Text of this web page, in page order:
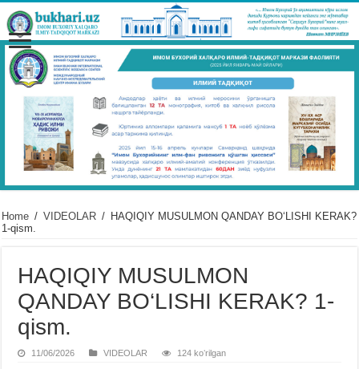
Home / VIDЕOLAR / HAQIQIY MUSULMON QANDAY BO‘LISHI KERAK?
1-qism.
HAQIQIY MUSULMON
QANDAY BO‘LISHI KERAK? 1-
qism.
11/06/2026 VIDЕOLAR 124 koʻrilgan